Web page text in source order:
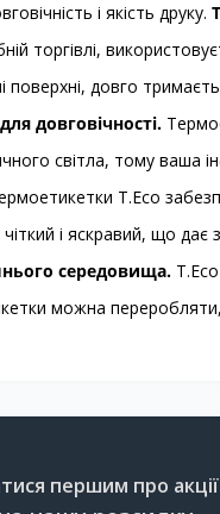
і якість друку.
торгівлі,
поверхні, довго
довговічності.
світла, тому
T.Eco
і яскравий, що
середовища.
можна
першим про